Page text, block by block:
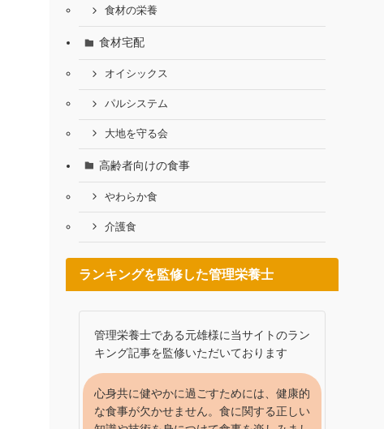
食材の栄養
食材宅配
オイシックス
パルシステム
大地を守る会
高齢者向けの食事
やわらか食
介護食
ランキングを監修した管理栄養士
管理栄養士である元雄様に当サイトのラン
キング記事を監修いただいております
心身共に健やかに過ごすためには、健康的
な食事が欠かせません。食に関する正しい